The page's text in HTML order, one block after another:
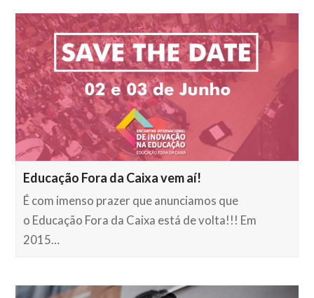
Educação Fora da Caixa vem aí!
É com imenso prazer que anunciamos que
o Educação Fora da Caixa está de volta!!! Em
2015…